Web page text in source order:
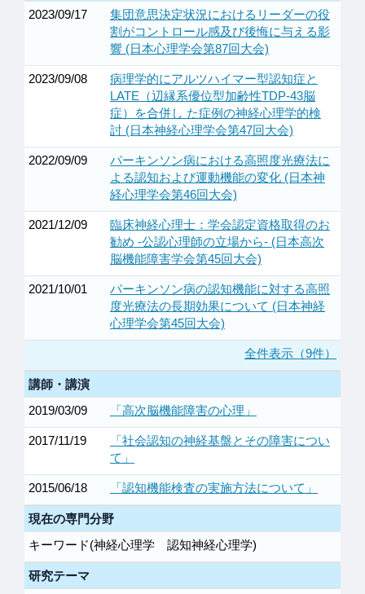
2023/09/17
集団意思決定状況におけるリーダーの役
割がコントロール感及び後悔に与える影
響 (日本心理学会第87回大会)
2023/09/08
病理学的にアルツハイマー型認知症と
LATE（辺縁系優位型加齢性TDP-43脳
症）を合併し た症例の神経心理学的検
討 (日本神経心理学会第47回大会)
2022/09/09
パーキンソン病における高照度光療法に
よる認知および運動機能の変化 (日本神
経心理学会第46回大会)
2021/12/09
臨床神経心理士：学会認定資格取得のお
勧め -公認心理師の立場から- (日本高次
脳機能障害学会第45回大会)
2021/10/01
パーキンソン病の認知機能に対する高照
度光療法の長期効果について (日本神経
心理学会第45回大会)
全件表示（9件）
講師・講演
2019/03/09
「高次脳機能障害の心理」
2017/11/19
「社会認知の神経基盤とその障害につい
て」
2015/06/18 「認知機能検査の実施方法について」
現在の専門分野
キーワード(神経心理学 認知神経心理学)
研究テーマ